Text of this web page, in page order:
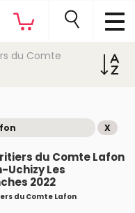
du Comte
X
du Comte Lafon
Uchizy Les
2022
du Comte Lafon